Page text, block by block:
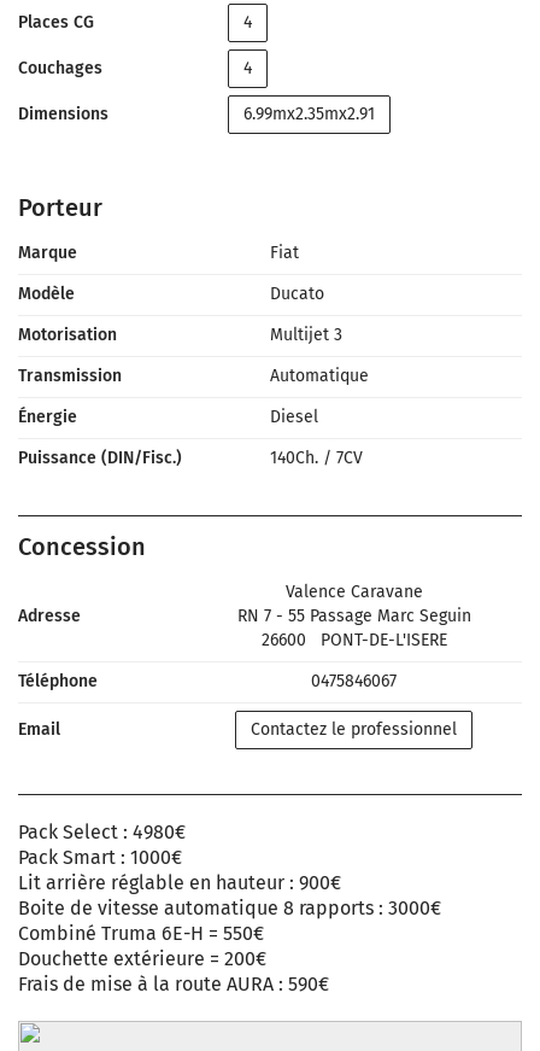
Places CG 4
Couchages 4
Dimensions 6.99mx2.35mx2.91
Porteur
Marque
Fiat
Modèle
Ducato
Motorisation
Multijet 3
Transmission
Automatique
Énergie
Diesel
Puissance (DIN/Fisc.)
140Ch. / 7CV
Concession
Adresse
Valence Caravane
RN 7 - 55 Passage Marc Seguin
26600
PONT-DE-L'ISERE
Téléphone
0475846067
Email Contactez le professionnel
Pack Select : 4980€
Pack Smart : 1000€
Lit arrière réglable en hauteur : 900€
Boite de vitesse automatique 8 rapports : 3000€
Combiné Truma 6E-H = 550€
Douchette extérieure = 200€
Frais de mise à la route AURA : 590€